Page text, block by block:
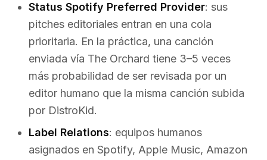
Status Spotify Preferred Provider: sus
pitches editoriales entran en una cola
prioritaria. En la práctica, una canción
enviada vía The Orchard tiene 3–5 veces
más probabilidad de ser revisada por un
editor humano que la misma canción subida
por DistroKid.
Label Relations: equipos humanos
asignados en Spotify, Apple Music, Amazon